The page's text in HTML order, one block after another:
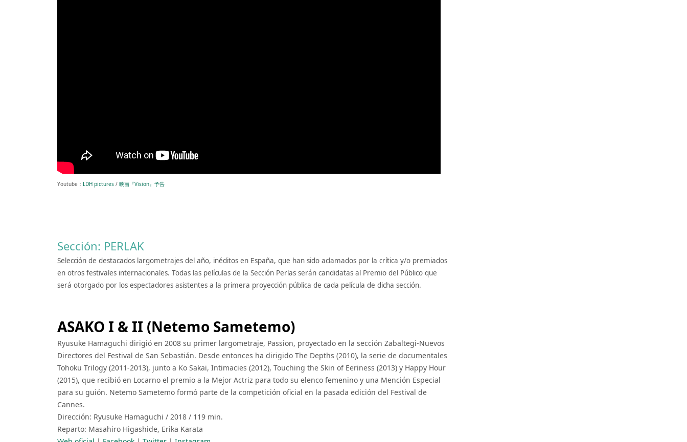
Youtube： LDH pictures / 映画『Vision』予告
Sección: PERLAK
Selección de destacados largometrajes del año, inéditos en España, que han sido aclamados por la crítica y/o premiados
en otros festivales internacionales. Todas las películas de la Sección Perlas serán candidatas al Premio del Público que
será otorgado por los espectadores asistentes a la primera proyección pública de cada película de dicha sección.
ASAKO I & II (Netemo Sametemo)
Ryusuke Hamaguchi dirigió en 2008 su primer largometraje, Passion, proyectado en la sección Zabaltegi-Nuevos
Directores del Festival de San Sebastián. Desde entonces ha dirigido The Depths (2010), la serie de documentales
Tohoku Trilogy (2011-2013), junto a Ko Sakai, Intimacies (2012), Touching the Skin of Eeriness (2013) y Happy Hour
(2015), que recibió en Locarno el premio a la Mejor Actriz para todo su elenco femenino y una Mención Especial
para su guión. Netemo Sametemo formó parte de la competición oficial en la pasada edición del Festival de
Cannes.
Dirección: Ryusuke Hamaguchi / 2018 / 119 min.
Reparto: Masahiro Higashide, Erika Karata